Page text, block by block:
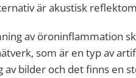
är akustisk
av öroninflammation
som är en typ av
av bilder och det finns en